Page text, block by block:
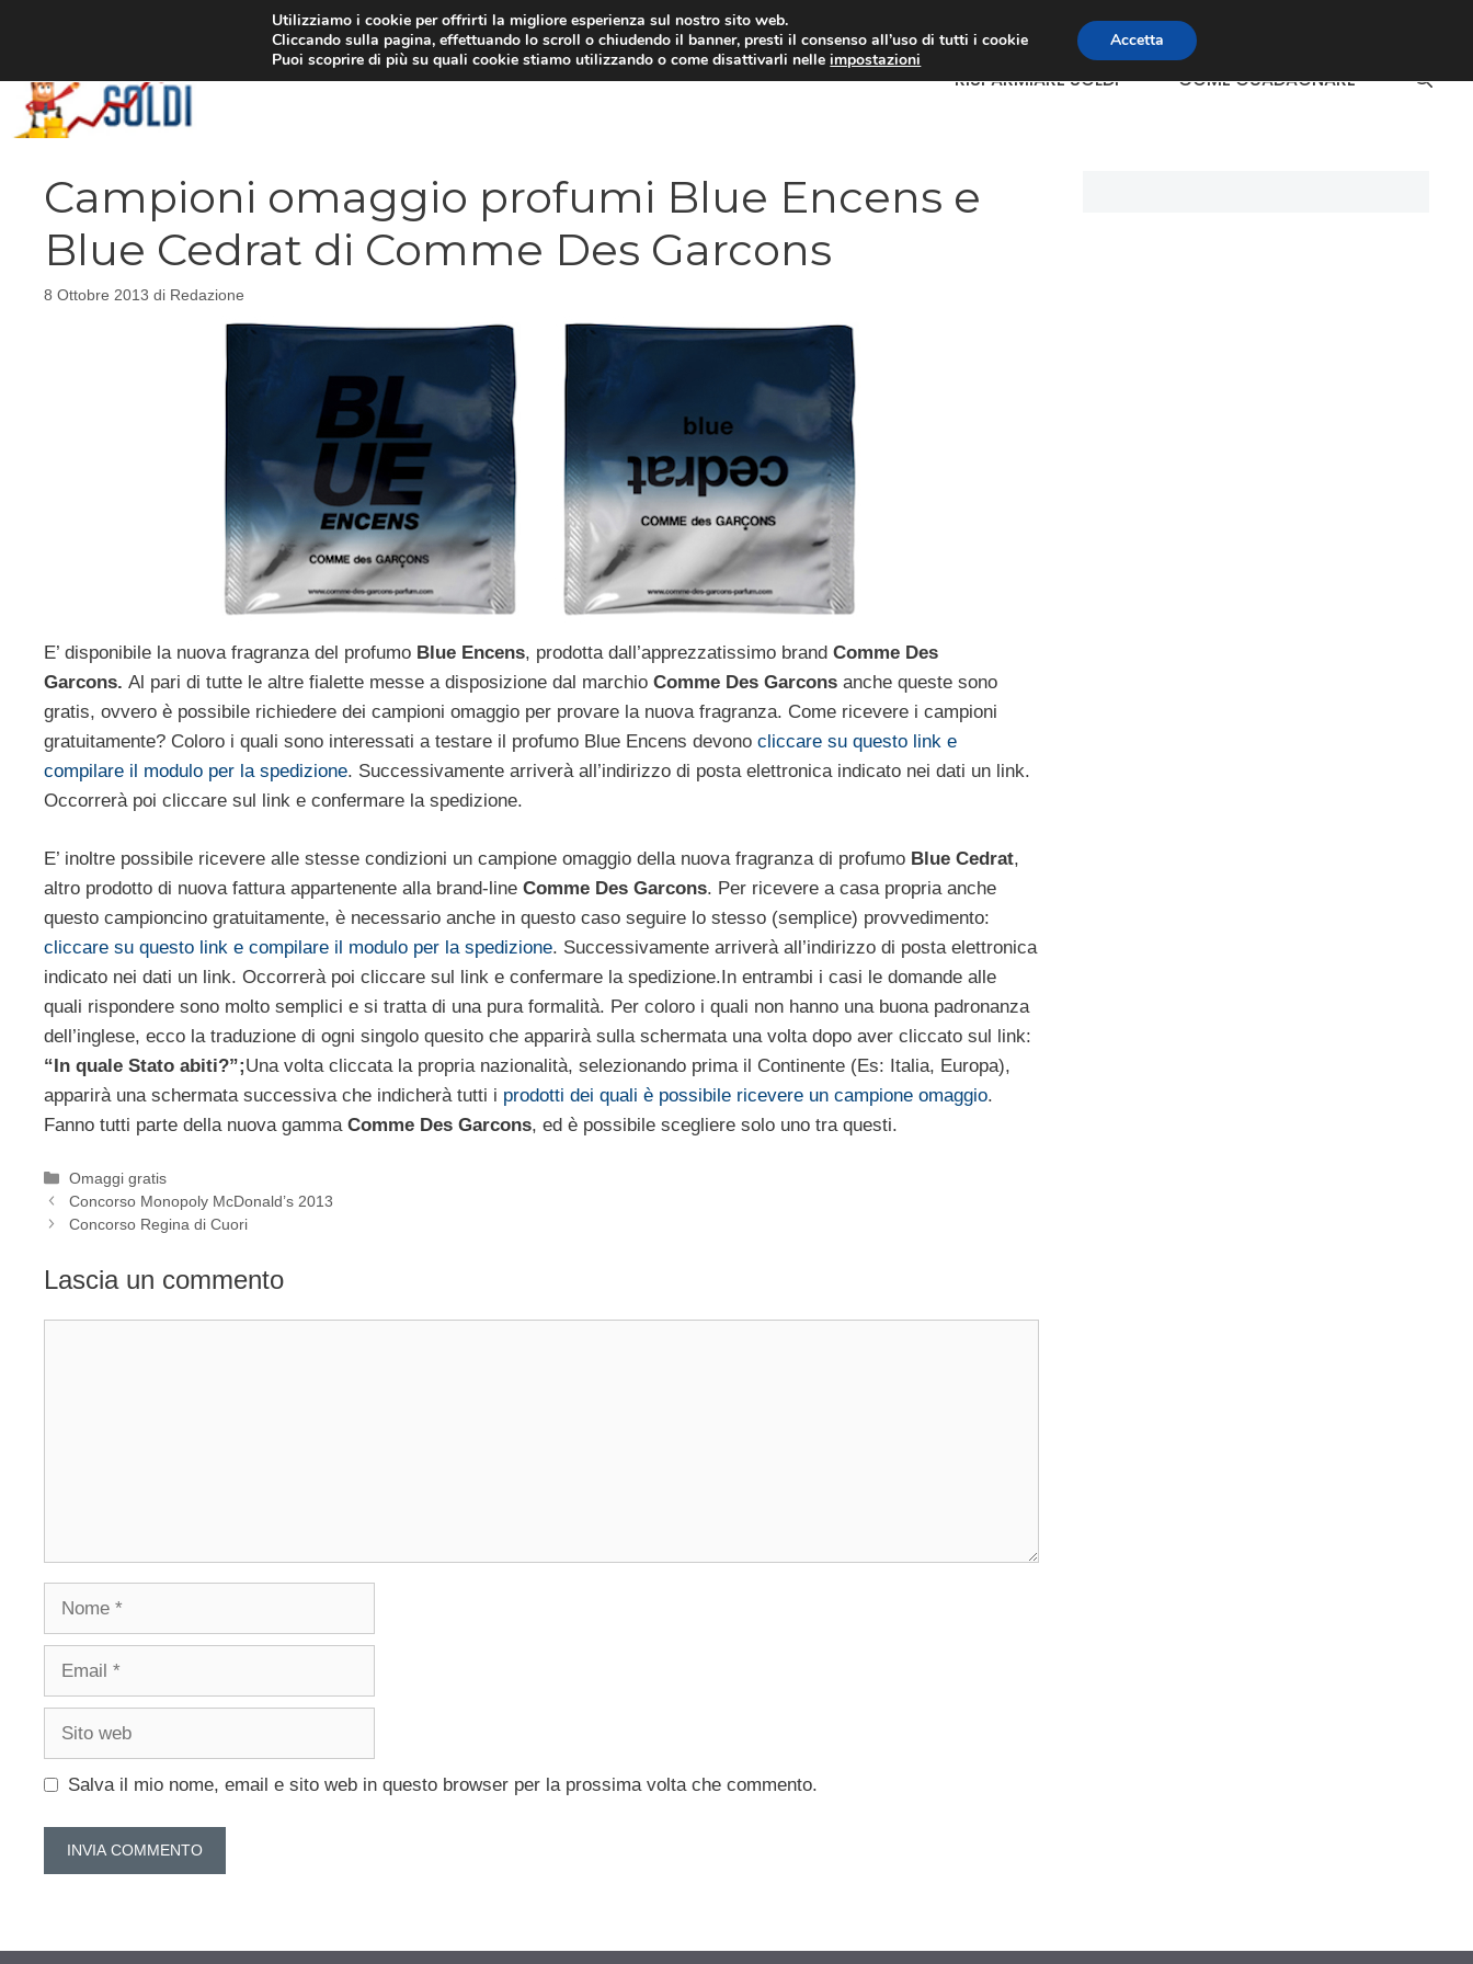
RISPARMIARE SOLDI COME GUADAGNARE
Campioni omaggio profumi Blue Encens e
Blue Cedrat di Comme Des Garcons
8 Ottobre 2013 di Redazione
E’ disponibile la nuova fragranza del profumo Blue Encens, prodotta dall’apprezzatissimo brand Comme Des
Garcons. Al pari di tutte le altre fialette messe a disposizione dal marchio Comme Des Garcons anche queste sono
gratis, ovvero è possibile richiedere dei campioni omaggio per provare la nuova fragranza. Come ricevere i campioni
gratuitamente? Coloro i quali sono interessati a testare il profumo Blue Encens devono cliccare su questo link e
compilare il modulo per la spedizione. Successivamente arriverà all’indirizzo di posta elettronica indicato nei dati un link.
Occorrerà poi cliccare sul link e confermare la spedizione.
E’ inoltre possibile ricevere alle stesse condizioni un campione omaggio della nuova fragranza di profumo Blue Cedrat,
altro prodotto di nuova fattura appartenente alla brand-line Comme Des Garcons. Per ricevere a casa propria anche
questo campioncino gratuitamente, è necessario anche in questo caso seguire lo stesso (semplice) provvedimento:
cliccare su questo link e compilare il modulo per la spedizione. Successivamente arriverà all’indirizzo di posta elettronica
indicato nei dati un link. Occorrerà poi cliccare sul link e confermare la spedizione.In entrambi i casi le domande alle
quali rispondere sono molto semplici e si tratta di una pura formalità. Per coloro i quali non hanno una buona padronanza
dell’inglese, ecco la traduzione di ogni singolo quesito che apparirà sulla schermata una volta dopo aver cliccato sul link:
“In quale Stato abiti?”;Una volta cliccata la propria nazionalità, selezionando prima il Continente (Es: Italia, Europa),
apparirà una schermata successiva che indicherà tutti i prodotti dei quali è possibile ricevere un campione omaggio.
Fanno tutti parte della nuova gamma Comme Des Garcons, ed è possibile scegliere solo uno tra questi.
Categorie
Omaggi gratis
Concorso Monopoly McDonald’s 2013
Concorso Regina di Cuori
Lascia un commento
Salva il mio nome, email e sito web in questo browser per la prossima volta che commento.
Utilizziamo i cookie per offrirti la migliore esperienza sul nostro sito web.
Cliccando sulla pagina, effettuando lo scroll o chiudendo il banner, presti il consenso all’uso di tutti i cookie
Puoi scoprire di più su quali cookie stiamo utilizzando o come disattivarli nelleimpostazioni
Accetta